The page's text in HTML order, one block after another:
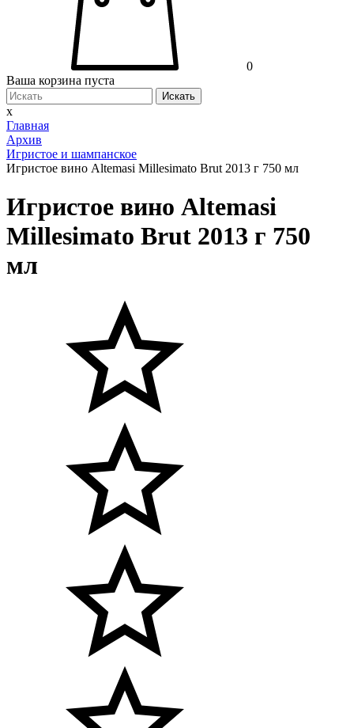
0
Ваша корзина пуста
Искать
x
Главная
Архив
Игристое и шампанское
Игристое вино Altemasi Millesimato Brut 2013 г 750 мл
Игристое вино Altemasi
Millesimato Brut 2013 г 750
мл